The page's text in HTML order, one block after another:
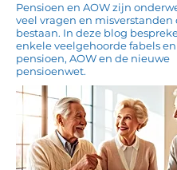
Pensioen en AOW zijn
veel vragen en misverstanden
bestaan. In deze blog
enkele veelgehoorde fabels
pensioen, AOW en de nieuwe
pensioenwet.